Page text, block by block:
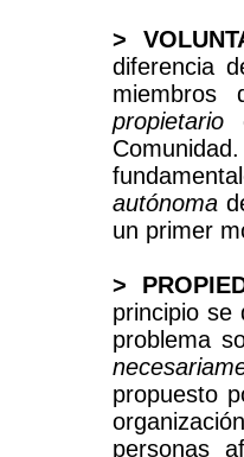
>
diferencia
propietario
autónoma
un primer
>
principio se
problema
propuesto
personas